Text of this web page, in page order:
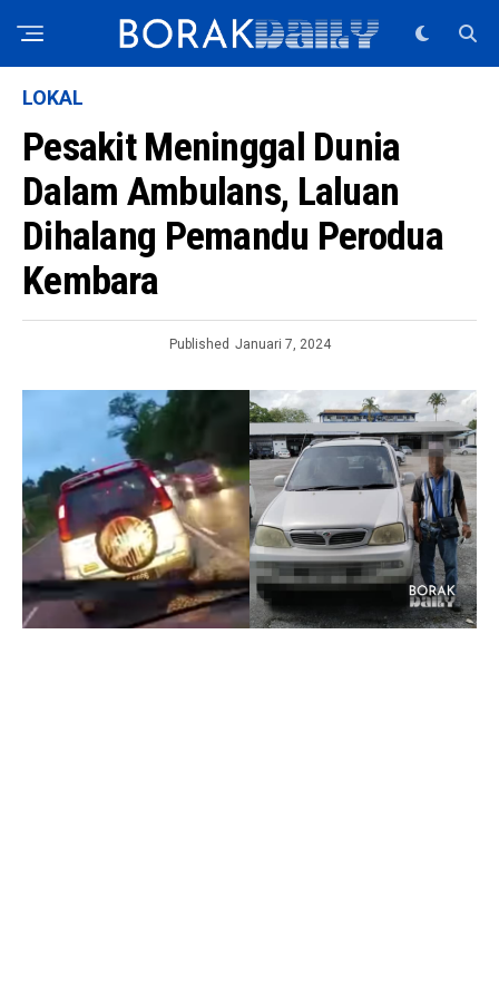
LOKAL
Pesakit Meninggal Dunia
Dalam Ambulans, Laluan
Dihalang Pemandu Perodua
Kembara
Published Januari 7, 2024